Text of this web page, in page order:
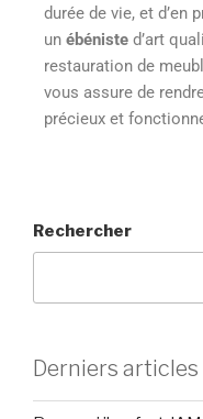
durée de vie, et d’en
un ébéniste d’art
restauration de
vous assure de
précieux et
Rechercher
Derniers articles